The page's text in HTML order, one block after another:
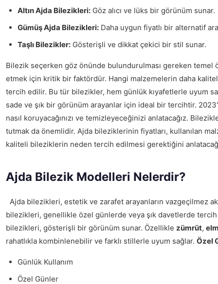
Altın Ajda Bilezikleri: Göz alıcı ve lüks bir görünüm sunar.
Gümüş Ajda Bilezikleri: Daha uygun fiyatlı bir alternatif
Taşlı Bilezikler: Gösterişli ve dikkat çekici bir stil sunar.
Bilezik seçerken göz önünde bulundurulması gereken temel
etmek için kritik bir faktördür. Hangi malzemelerin daha
tercih edilir. Bu tür bilezikler, hem günlük kıyafetlerle uyum
sade ve şık bir görünüm arayanlar için ideal bir tercihtir.
nasıl koruyacağınızı ve temizleyeceğinizi anlatacağız.
tutmak da önemlidir. Ajda bileziklerinin fiyatları, kullanılan
kaliteli bileziklerin neden tercih edilmesi gerektiğini
Ajda Bilezik Modelleri Nelerdir?
Ajda bilezikleri, estetik ve zarafet arayanların vazgeçilmez
bilezikleri, genellikle özel günlerde veya şık davetlerde
bilezikleri, gösterişli bir görünüm sunar. Özellikle zümrüt,
rahatlıkla kombinlenebilir ve farklı stillerle uyum sağlar. Özel
Günlük Kullanım
Özel Günler